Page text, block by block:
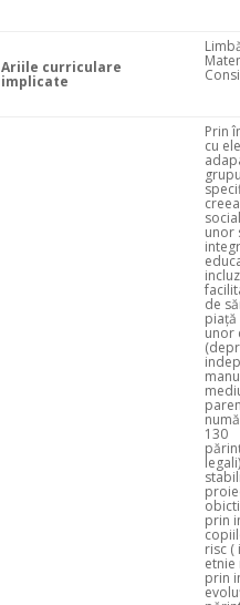
Ariile curriculare
implicate
Prin
cu
unor
de
piață
unor
130
prin
risc (
etnie
prin